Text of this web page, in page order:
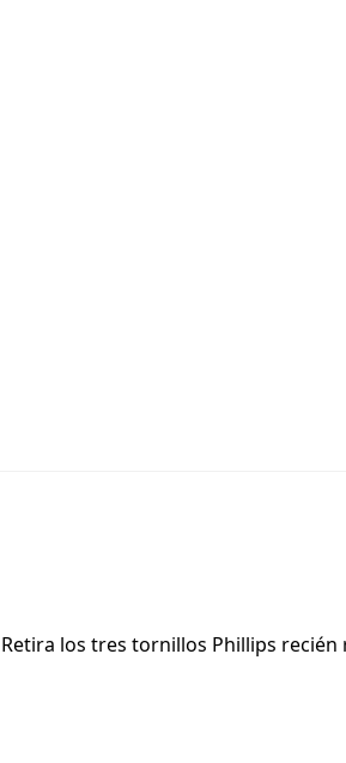
Retira los tres tornillos Phillips recién